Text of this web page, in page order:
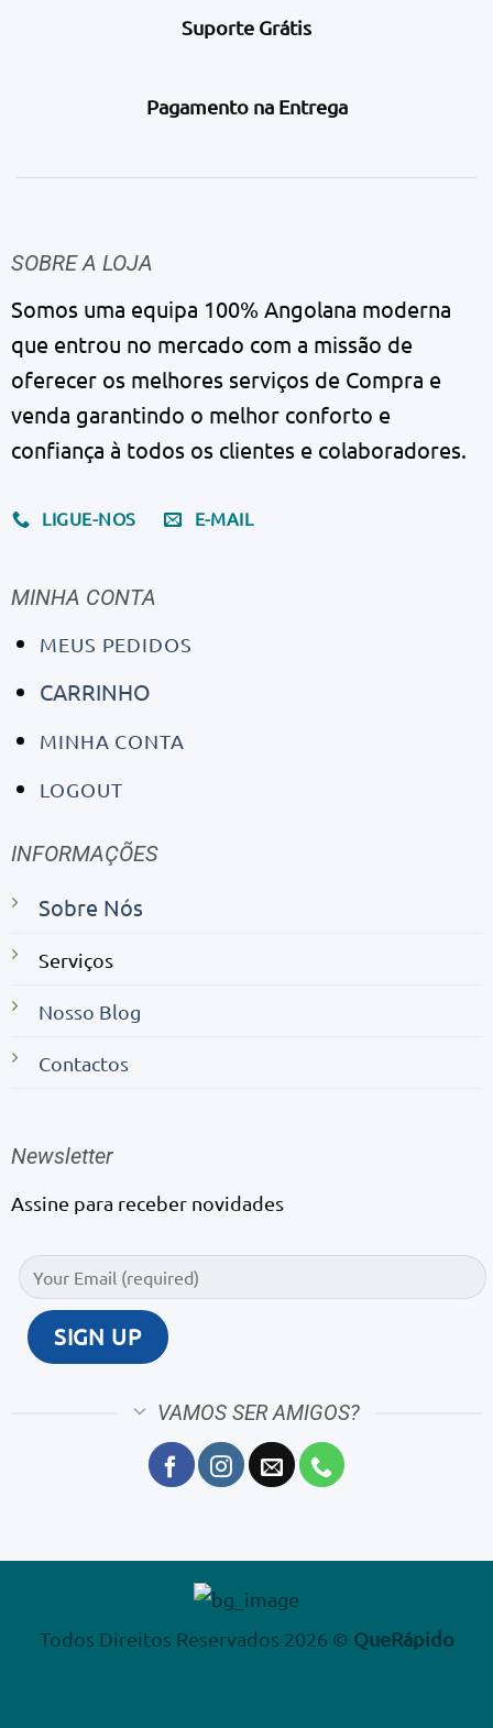
Suporte Grátis
Pagamento na Entrega
SOBRE A LOJA
Somos uma equipa 100% Angolana moderna
que entrou no mercado com a missão de
oferecer os melhores serviços de Compra e
venda garantindo o melhor conforto e
confiança à todos os clientes e colaboradores.
LIGUE-NOS E-MAIL
MINHA CONTA
MEUS PEDIDOS
CARRINHO
MINHA CONTA
LOGOUT
INFORMAÇÕES
Sobre Nós
Serviços
Nosso Blog
Contactos
Newsletter
Assine para receber novidades
VAMOS SER AMIGOS?
Todos Direitos Reservados 2026 © QueRápido